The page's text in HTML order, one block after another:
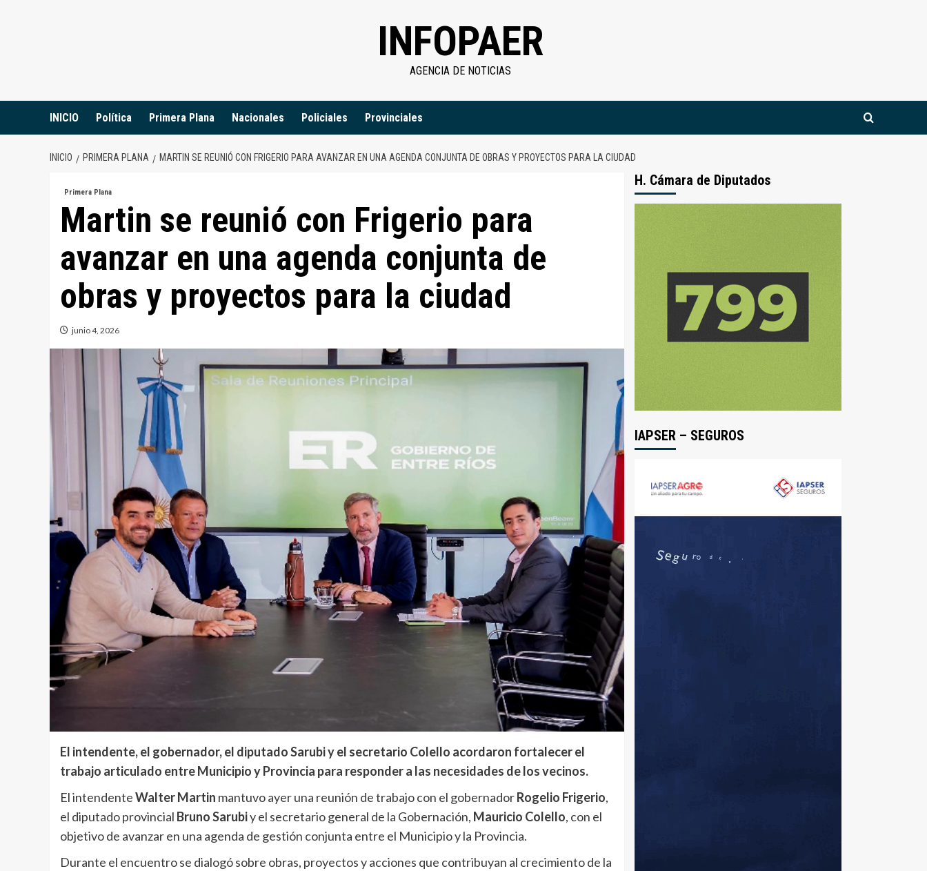
INFOPAER
AGENCIA DE NOTICIAS
INICIO Política Primera Plana Nacionales Policiales Provinciales
INICIO PRIMERA PLANA MARTIN SE REUNIÓ CON FRIGERIO PARA AVANZAR EN UNA AGENDA CONJUNTA DE OBRAS Y PROYECTOS PARA LA CIUDAD
Primera Plana
Martin se reunió con Frigerio para
avanzar en una agenda conjunta de
obras y proyectos para la ciudad
junio 4, 2026
El intendente, el gobernador, el diputado Sarubi y el secretario Colello acordaron fortalecer el
trabajo articulado entre Municipio y Provincia para responder a las necesidades de los vecinos.
El intendenteWalter Martin mantuvo ayer una reunión de trabajo con el gobernadorRogelio Frigerio,
el diputado provincial Bruno Sarubiy el secretario general de la Gobernación, Mauricio Colello, con el
objetivo de avanzar en una agenda de gestión conjunta entre el Municipio y la Provincia.
Durante el encuentro se dialogó sobre obras, proyectos y acciones que contribuyan al crecimiento de la
H. Cámara de Diputados
IAPSER – SEGUROS